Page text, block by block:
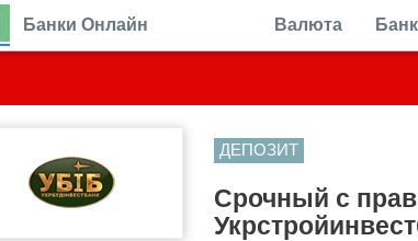
Банки Онлайн Валюта
ДЕПОЗИТ
Срочный с